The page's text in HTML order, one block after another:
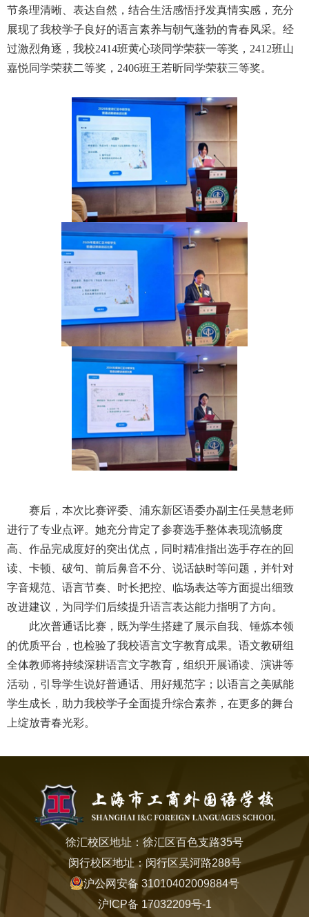
节条理清晰、表达自然，结合生活感悟抒发真情实感，充分
展现了我校学子良好的语言素养与朝气蓬勃的青春风采。经
过激烈角逐，我校2414班黄心琰同学荣获一等奖，2412班山
嘉悦同学荣获二等奖，2406班王若昕同学荣获三等奖。
赛后，本次比赛评委、浦东新区语委办副主任吴慧老师
进行了专业点评。她充分肯定了参赛选手整体表现流畅度
高、作品完成度好的突出优点，同时精准指出选手存在的回
读、卡顿、破句、前后鼻音不分、说话缺时等问题，并针对
字音规范、语言节奏、时长把控、临场表达等方面提出细致
改进建议，为同学们后续提升语言表达能力指明了方向。
此次普通话比赛，既为学生搭建了展示自我、锤炼本领
的优质平台，也检验了我校语言文字教育成果。语文教研组
全体教师将持续深耕语言文字教育，组织开展诵读、演讲等
活动，引导学生说好普通话、用好规范字；以语言之美赋能
学生成长，助力我校学子全面提升综合素养，在更多的舞台
上绽放青春光彩。
徐汇校区地址：徐汇区百色支路35号
闵行校区地址：闵行区吴河路288号
沪公网安备 31010402009884号
沪ICP备 17032209号-1